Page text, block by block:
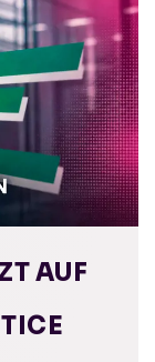
AUF